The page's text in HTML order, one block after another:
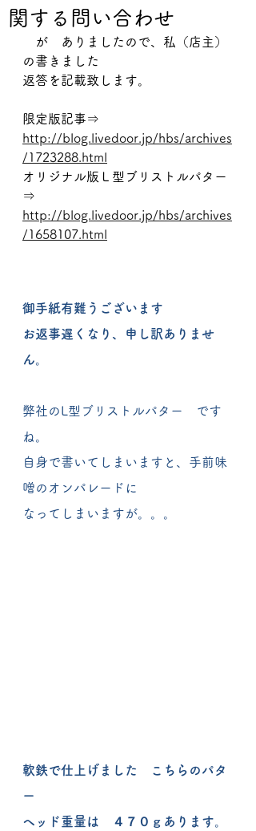
関する問い合わせ
が　ありましたので、私（店主）
の書きました
返答を記載致します。
限定版記事⇒
http://blog.livedoor.jp/hbs/archives
/1723288.html
オリジナル版Ｌ型ブリストルパター
⇒
http://blog.livedoor.jp/hbs/archives
/1658107.html
御手紙有難うございます
お返事遅くなり、申し訳ありませ
ん。
弊社のL型ブリストルパター　です
ね。
自身で書いてしまいますと、手前味
噌のオンパレードに
なってしまいますが。。。
軟鉄で仕上げました　こちらのパタ
ー
ヘッド重量は　４７０ｇあります。